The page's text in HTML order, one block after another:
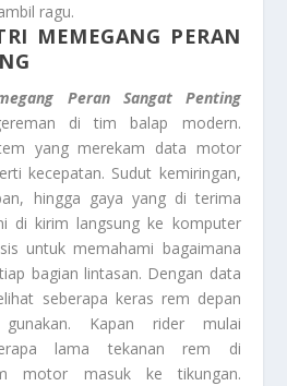
ragu.
MEMEGANG PERAN
Peran Sangat Penting
di tim balap modern.
yang merekam data motor
kecepatan. Sudut kemiringan,
hingga gaya yang di terima
di kirim langsung ke komputer
untuk memahami bagaimana
bagian lintasan. Dengan data
seberapa keras rem depan
Kapan rider mulai
lama tekanan rem di
motor masuk ke tikungan.